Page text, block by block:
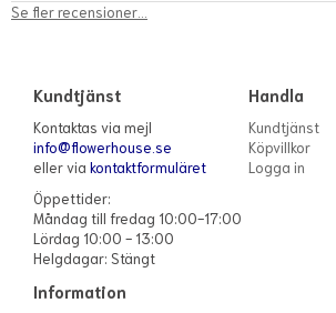
Se fler recensioner...
Kundtjänst
Kontaktas via mejl
info@flowerhouse.se
eller via kontaktformuläret
Öppettider:
Måndag till fredag 10:00-17:00
Lördag 10:00 - 13:00
Helgdagar: Stängt
Handla
Kundtjänst
Köpvillkor
Logga in
Information